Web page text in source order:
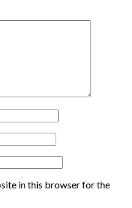
in this browser for the